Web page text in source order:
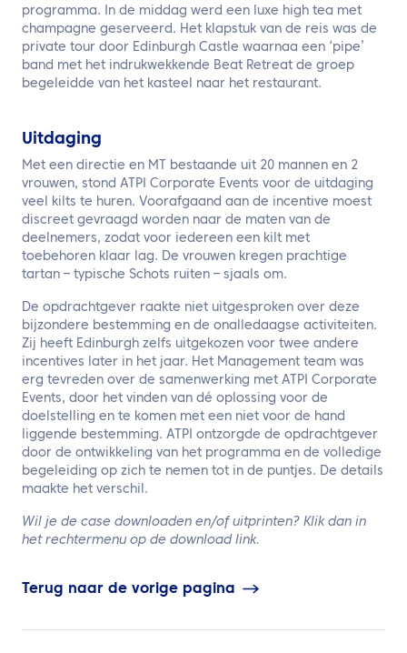
programma. In de middag werd een luxe high tea met
champagne geserveerd. Het klapstuk van de reis was de
private tour door Edinburgh Castle waarnaa een ‘pipe’
band met het indrukwekkende Beat Retreat de groep
begeleidde van het kasteel naar het restaurant.
Uitdaging
Met een directie en MT bestaande uit 20 mannen en 2
vrouwen, stond ATPI Corporate Events voor de uitdaging
veel kilts te huren. Voorafgaand aan de incentive moest
discreet gevraagd worden naar de maten van de
deelnemers, zodat voor iedereen een kilt met
toebehoren klaar lag. De vrouwen kregen prachtige
tartan – typische Schots ruiten – sjaals om.
De opdrachtgever raakte niet uitgesproken over deze
bijzondere bestemming en de onalledaagse activiteiten.
Zij heeft Edinburgh zelfs uitgekozen voor twee andere
incentives later in het jaar. Het Management team was
erg tevreden over de samenwerking met ATPI Corporate
Events, door het vinden van dé oplossing voor de
doelstelling en te komen met een niet voor de hand
liggende bestemming. ATPI ontzorgde de opdrachtgever
door de ontwikkeling van het programma en de volledige
begeleiding op zich te nemen tot in de puntjes. De details
maakte het verschil.
Wil je de case downloaden en/of uitprinten? Klik dan in
het rechtermenu op de download link.
Terug naar de vorige pagina